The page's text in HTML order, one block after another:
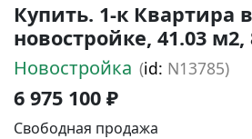
Купить. 1-к Квартира в
новостройке, 41.03 м2,
Новостройка (id: N13785)
6 975 100 ₽
Свободная продажа